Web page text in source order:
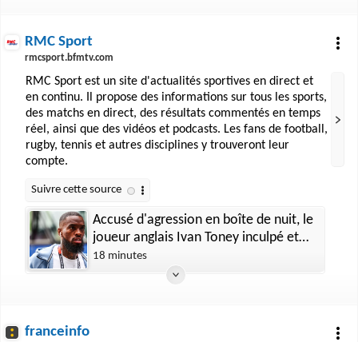
RMC Sport
rmcsport.bfmtv.com
RMC Sport est un site d'actualités sportives en direct et
en continu. Il propose des informations sur tous les sports,
des matchs en direct, des résultats commentés en temps
réel, ainsi que des vidéos et podcasts. Les fans de football,
rugby, tennis et autres disciplines y trouveront leur
compte.
Accusé d'agression en boîte de nuit, le
joueur anglais Ivan Toney inculpé et
convoqué devant le tribunal
18 minutes
franceinfo